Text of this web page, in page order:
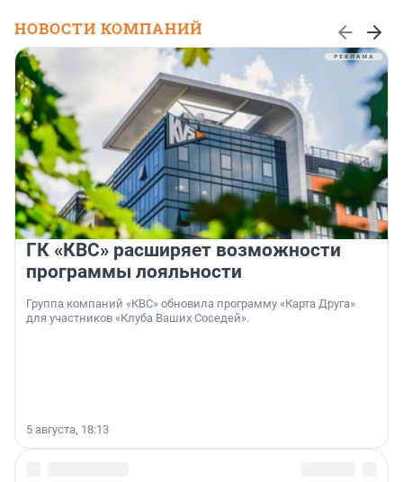
НОВОСТИ КОМПАНИЙ
ГК «КВС» расширяет возможности
программы лояльности
Группа компаний «КВС» обновила программу «Карта Друга»
для участников «Клуба Ваших Соседей».
5 августа, 18:13